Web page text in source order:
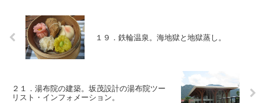
１９．鉄輪温泉。海地獄と地獄蒸し。
２１．湯布院の建築。坂茂設計の湯布院ツー
リスト・インフォメーション。